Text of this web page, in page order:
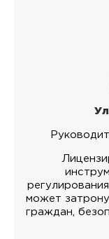
может
граждан,